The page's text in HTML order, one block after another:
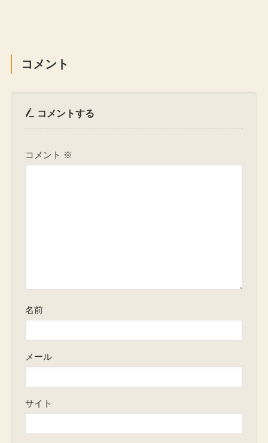
コメント
コメントする
コメント ※
名前
メール
サイト